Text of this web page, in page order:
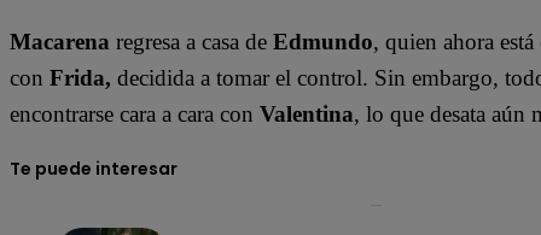
Macarena regresa a casa de Edmundo, quien ahora
con Frida, decidida a tomar el control. Sin embargo,
encontrarse cara a cara con Valentina, lo que desata aún
Te puede interesar